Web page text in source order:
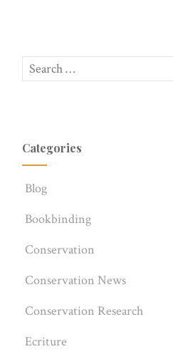
Categories
Blog
Bookbinding
Conservation
Conservation News
Conservation Research
Ecriture